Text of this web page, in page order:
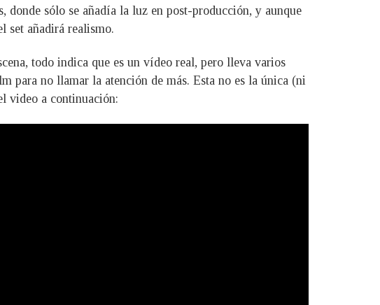
donde sólo se añadía la luz en post-producción, y aunque
set añadirá realismo.
todo indica que es un vídeo real, pero lleva varios
para no llamar la atención de más. Esta no es la única (ni
video a continuación: